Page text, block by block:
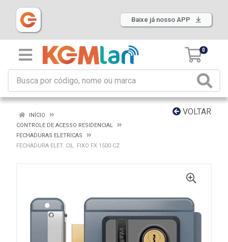
Baixe já nosso APP
0
VOLTAR
INÍCIO
CONTROLE DE ACESSO RESIDENCIAL
FECHADURAS ELETRICAS
FECHADURA ELET. CIL. FIXO FX 1500 CZ